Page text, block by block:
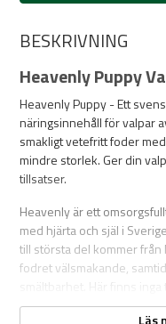
BESKRIVNING
Heavenly Puppy
Heavenly Puppy - Ett
näringsinnehåll för valpar
smakligt vetefritt foder
mindre storlek. Ger din
tillsatser.
Heavenly är ett
med hjärta och själ i
till största del kommer från
fodret välsmakande,
ren, naturlig godhet.
Läs